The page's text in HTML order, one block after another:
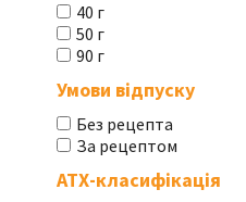
40 г
50 г
90 г
Умови відпуску
Без рецепта
За рецептом
АТХ-класифікація